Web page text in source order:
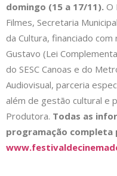
domingo (15 a 17/11). O
Filmes, Secretaria
da Cultura, financiado
Gustavo (Lei
do SESC Canoas e do
Audiovisual, parceria
além de gestão cultural e
Produtora. Todas as
programação completa